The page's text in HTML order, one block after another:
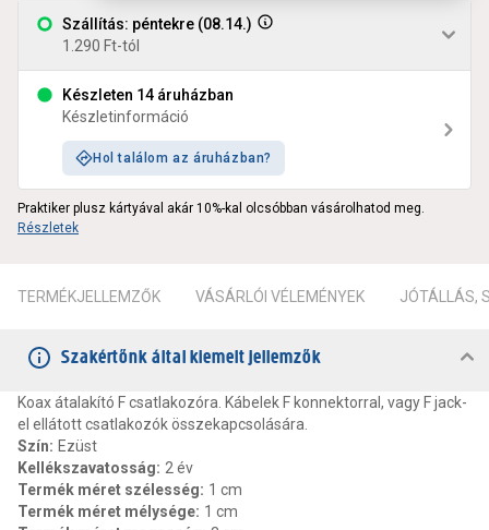
Szállítás: péntekre (08.14.)
1.290 Ft-tól
Készleten 14 áruházban
Készletinformáció
Hol találom az áruházban?
Praktiker plusz kártyával akár 10%-kal olcsóbban vásárolhatod meg.
Részletek
TERMÉKJELLEMZŐK VÁSÁRLÓI VÉLEMÉNYEK JÓTÁLLÁS,
Szakértőnk által kiemelt jellemzők
Koax átalakító F csatlakozóra. Kábelek F konnektorral, vagy F jack-
el ellátott csatlakozók összekapcsolására.
Szín: Ezüst
Kellékszavatosság: 2 év
Termék méret szélesség: 1 cm
Termék méret mélysége: 1 cm